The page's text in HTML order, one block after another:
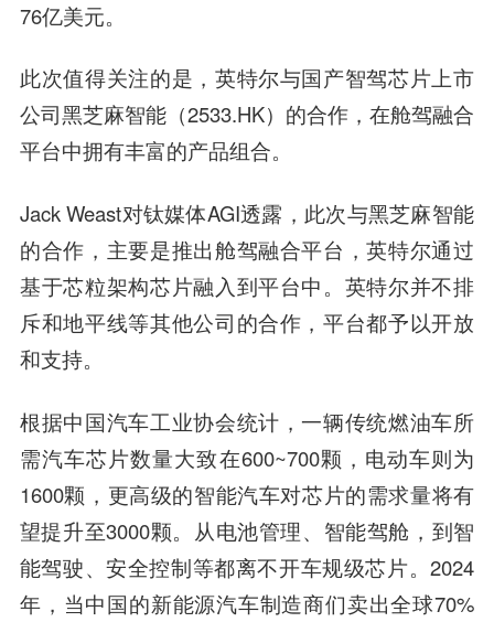
76亿美元。
此次值得关注的是，英特尔与国产智驾芯片上市
公司黑芝麻智能（2533.HK）的合作，在舱驾融合
平台中拥有丰富的产品组合。
Jack Weast对钛媒体AGI透露，此次与黑芝麻智能
的合作，主要是推出舱驾融合平台，英特尔通过
基于芯粒架构芯片融入到平台中。英特尔并不排
斥和地平线等其他公司的合作，平台都予以开放
和支持。
根据中国汽车工业协会统计，一辆传统燃油车所
需汽车芯片数量大致在600~700颗，电动车则为
1600颗，更高级的智能汽车对芯片的需求量将有
望提升至3000颗。从电池管理、智能驾舱，到智
能驾驶、安全控制等都离不开车规级芯片。2024
年，当中国的新能源汽车制造商们卖出全球70%